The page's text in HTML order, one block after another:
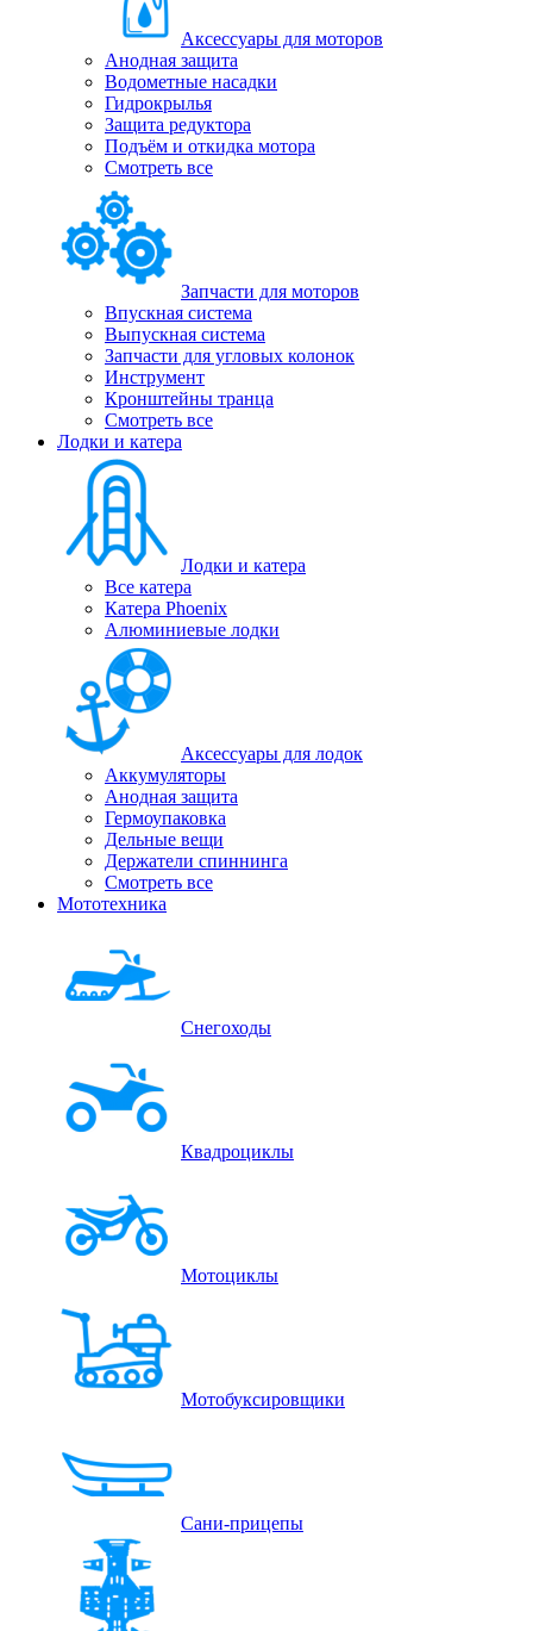
Аксессуары для моторов
Анодная защита
Водометные насадки
Гидрокрылья
Защита редуктора
Подъём и откидка мотора
Смотреть все
Запчасти для моторов
Впускная система
Выпускная система
Запчасти для угловых колонок
Инструмент
Кронштейны транца
Смотреть все
Лодки и катера
Лодки и катера
Все катера
Катера Phoenix
Алюминиевые лодки
Аксессуары для лодок
Аккумуляторы
Анодная защита
Гермоупаковка
Дельные вещи
Держатели спиннинга
Смотреть все
Мототехника
Снегоходы
Квадроциклы
Мотоциклы
Мотобуксировщики
Сани-прицепы